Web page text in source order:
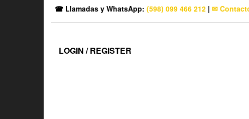
☎ Llamadas y WhatsApp: (598) 099 466 212 | ✉
LOGIN / REGISTER